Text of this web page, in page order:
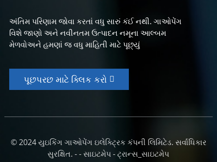
અંતિમ પરિણામ જોવા કરતાં વધુ સારું કંઈ નથી. ગાઓપેંગ
વિશે જાણો અને નવીનતમ ઉત્પાદન નમૂના આલ્બમ
મેળવોઅને હમણાં જ વધુ માહિતી માટે પૂછ્યું
પૂછપરછ માટે ક્લિક કરો
© 2024 યુઇકિંગ ગાઓપેંગ ઇલેક્ટ્રિક કંપની લિમિટેડ. સર્વાધિકાર
સુરક્ષિત. - -સાઇટમેપ-ટ્રાન્સ_સાઇટમેપ